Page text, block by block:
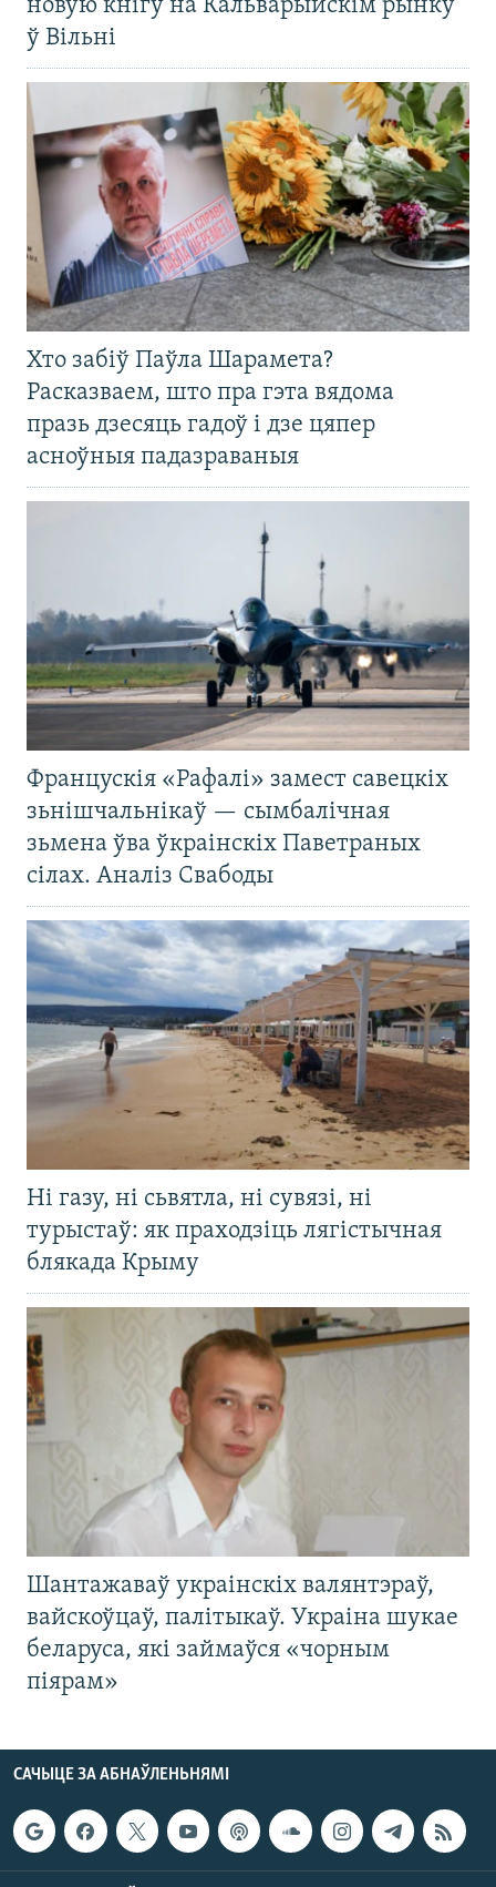
новую кнігу на Кальварыйскім рынку
ў Вільні
Хто забіў Паўла Шарамета?
Расказваем, што пра гэта вядома
празь дзесяць гадоў і дзе цяпер
асноўныя падазраваныя
Францускія «Рафалі» замест савецкіх
зьнішчальнікаў — сымбалічная
зьмена ўва ўкраінскіх Паветраных
сілах. Аналіз Свабоды
Ні газу, ні сьвятла, ні сувязі, ні
турыстаў: як праходзіць лягістычная
блякада Крыму
Шантажаваў украінскіх валянтэраў,
вайскоўцаў, палітыкаў. Украіна шукае
беларуса, які займаўся «чорным
піярам»
САЧЫЦЕ ЗА АБНАЎЛЕНЬНЯМІ